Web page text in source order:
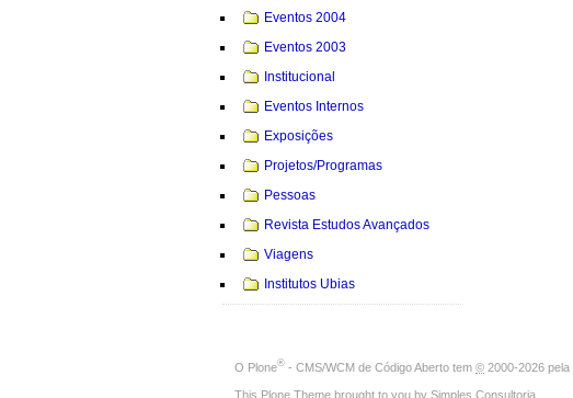
Eventos 2004
Eventos 2003
Institucional
Eventos Internos
Exposições
Projetos/Programas
Pessoas
Revista Estudos Avançados
Viagens
Institutos Ubias
O Plone® - CMS/WCM de Código Aberto tem © 2000-2026 pela
This Plone Theme brought to you by Simples Consultoria